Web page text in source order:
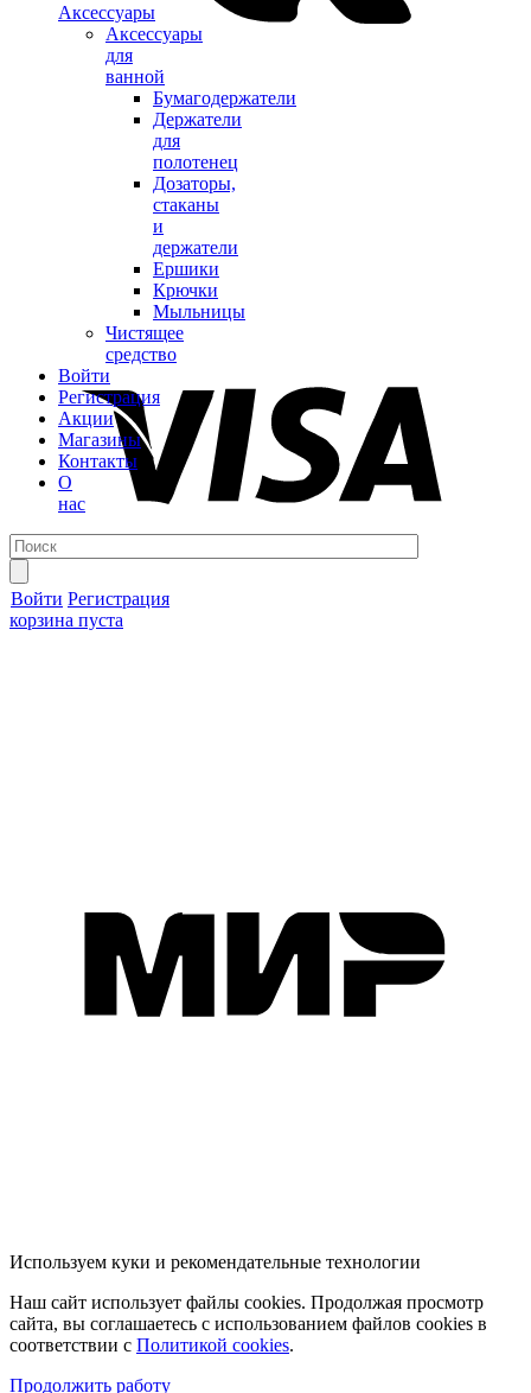
Аксессуары
Аксессуары
для
ванной
Бумагодержатели
Держатели
для
полотенец
Дозаторы,
стаканы
и
держатели
Ершики
Крючки
Мыльницы
Чистящее
средство
Войти
Регистрация
Акции
Магазины
Контакты
О
нас
Войти Регистрация
корзина пуста
Используем куки и рекомендательные технологии
Наш сайт использует файлы cookies. Продолжая просмотр
сайта, вы соглашаетесь с использованием файлов cookies в
соответствии с Политикой cookies.
Продолжить работу